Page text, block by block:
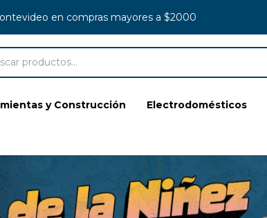
y Construcción Electrodomésticos
en compras mayores a $2000